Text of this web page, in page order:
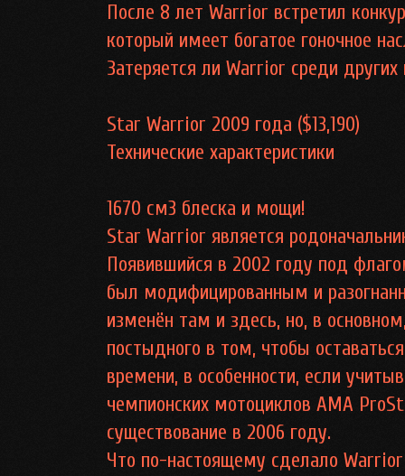
После 8 лет Warrior встретил
который имеет богатое гоночное
Затеряется ли Warrior среди
Star Warrior 2009 года ($13,190)
Технические характеристики
1670 см3 блеска и мощи!
Star Warrior является
Появившийся в 2002 году под
был модифицированным и
изменён там и здесь, но, в
постыдного в том, чтобы
времени, в особенности, если
чемпионских мотоциклов AMA
существование в 2006 году.
Что по-настоящему сделало